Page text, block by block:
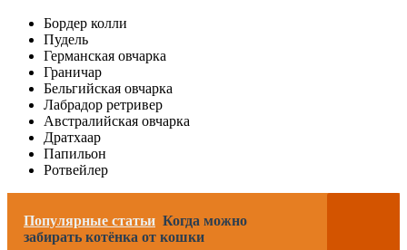
Бордер колли
Пудель
Германская овчарка
Граничар
Бельгийская овчарка
Лабрадор ретривер
Австралийская овчарка
Дратхаар
Папильон
Ротвейлер
Популярные статьи Когда можно
забирать котёнка от кошки